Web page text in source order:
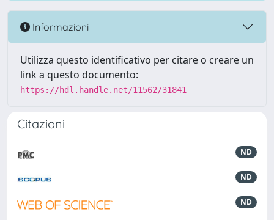
Informazioni
Utilizza questo identificativo per citare o creare un
link a questo documento:
https://hdl.handle.net/11562/31841
Citazioni
ND
ND
ND